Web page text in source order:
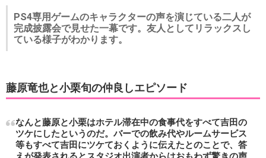
PS4専用ゲームのキャラクターの声を演じている二人が
完成披露会で見せた一幕です。友人としてリラックスし
ている様子がわかります。
藤原竜也と小栗旬の仲良しエピソード
なんと藤原と小栗はホテル滞在中の食事代をすべて吉田の
ツケにしたというのだ。バーでの飲み代やルームサービス
等もすべて吉田にツケておくように伝えたとのことで、答